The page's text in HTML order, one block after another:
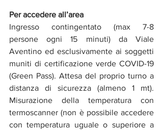
Per accedere all’area
Ingresso contingentato (max 7-8
persone ogni 15 minuti) da Viale
Aventino ed esclusivamente ai soggetti
muniti di certificazione verde COVID-19
(Green Pass). Attesa del proprio turno a
distanza di sicurezza (almeno 1 mt).
Misurazione della temperatura con
termoscanner (non è possibile accedere
con temperatura uguale o superiore a